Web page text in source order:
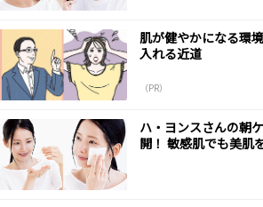
肌が健やかになる環
入れる近道
（PR）
ハ・ヨンスさんの朝
開！ 敏感肌でも美肌